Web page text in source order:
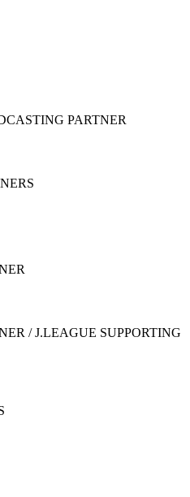
PARTNER
/ J.LEAGUE SUPPORTING